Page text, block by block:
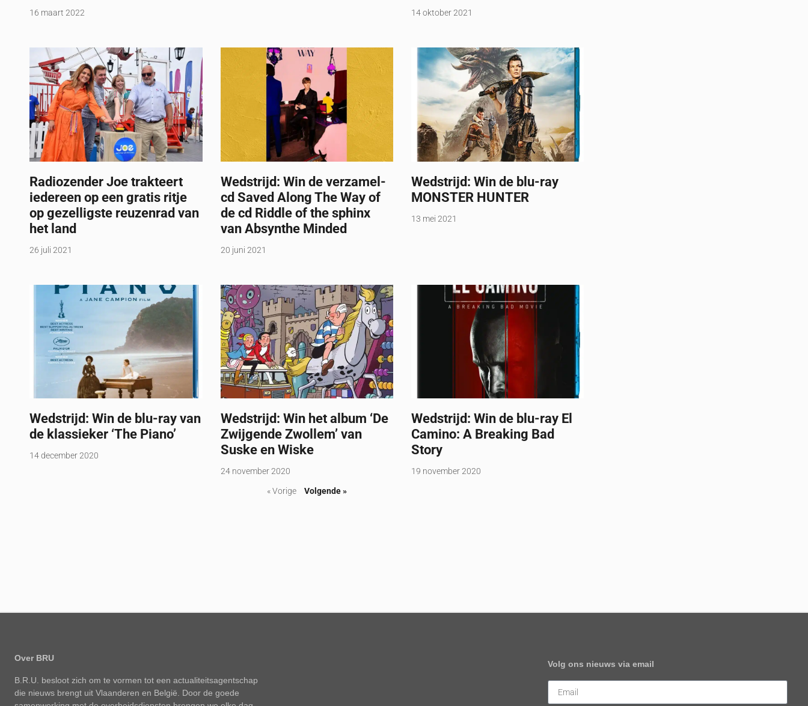
16 maart 2022 14 oktober 2021
Radiozender Joe trakteert
iedereen op een gratis ritje
op gezelligste reuzenrad van
het land
26 juli 2021
Wedstrijd: Win de verzamel-
cd Saved Along The Way of
de cd Riddle of the sphinx
van Absynthe Minded
20 juni 2021
Wedstrijd: Win de blu-ray
MONSTER HUNTER
13 mei 2021
Wedstrijd: Win de blu-ray van
de klassieker ‘The Piano’
14 december 2020
Wedstrijd: Win het album ‘De
Zwijgende Zwollem’ van
Suske en Wiske
24 november 2020
Wedstrijd: Win de blu-ray El
Camino: A Breaking Bad
Story
19 november 2020
« Vorige
Volgende »
Over BRU
B.R.U. besloot zich om te vormen tot een actualiteitsagentschap
die nieuws brengt uit Vlaanderen en België. Door de goede
Volg ons nieuws via email